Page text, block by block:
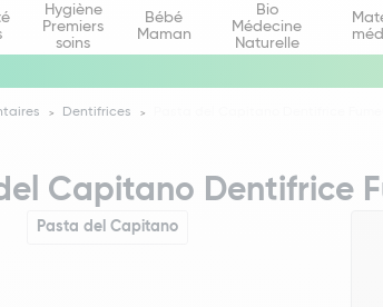
Hygiène
Premiers
soins
Bébé
Maman
Bio
Médecine
Naturelle
Dentifrices
Capitano Dentifrice
Pasta del Capitano